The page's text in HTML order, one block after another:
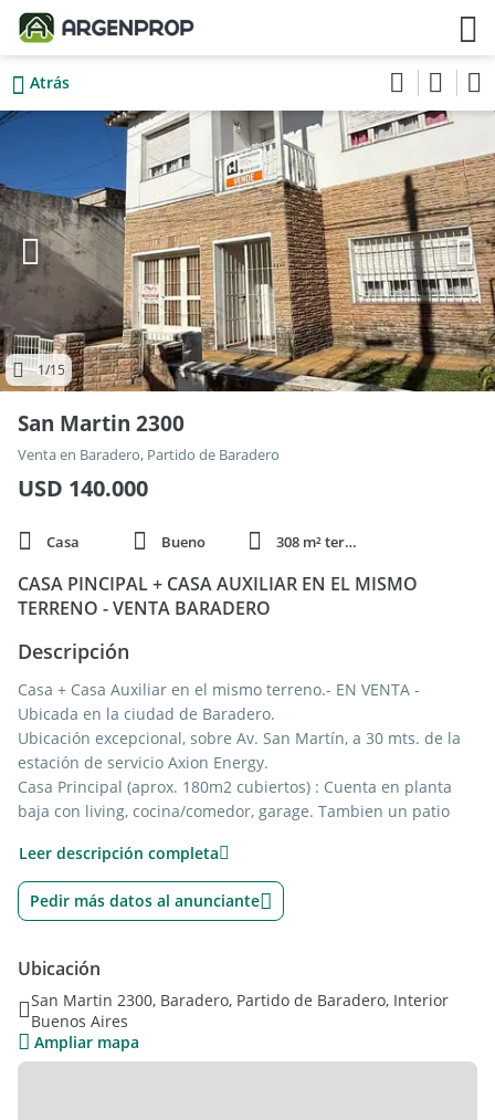
Atrás
1/15
San Martin 2300
Venta en Baradero, Partido de Baradero
USD 140.000
Casa Bueno 308 m² terren.
CASA PINCIPAL + CASA AUXILIAR EN EL MISMO
TERRENO - VENTA BARADERO
Descripción
Casa + Casa Auxiliar en el mismo terreno.- EN VENTA -
Ubicada en la ciudad de Baradero.
Ubicación excepcional, sobre Av. San Martín, a 30 mts. de la
estación de servicio Axion Energy.
Casa Principal (aprox. 180m2 cubiertos) : Cuenta en planta
baja con living, cocina/comedor, garage. Tambien un patio
cuenta con un baño, mas tres dormitorios.
Casa Auxiliar (aprox. 60m2 cubiertos): Esta compuesta por
cocina/comedor, dos dormitorios y un baño. Con
Terreno: 308 m2
M2 construidos aproximados: 240m2
Servicios: agua, luz, gas y cloacas.
Leer descripción completa
Pedir más datos al anunciante
Ubicación
San Martin 2300, Baradero, Partido de Baradero, Interior
Buenos Aires
Ampliar mapa